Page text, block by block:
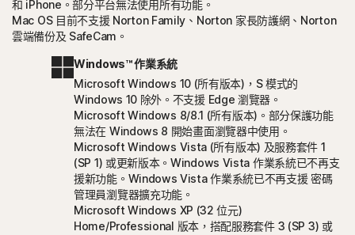
和 iPhone。部分平台無法使用所有功能。
Mac OS 目前不支援 Norton Family、Norton 家長防護網、Norton
雲端備份及 SafeCam。
Windows™ 作業系統
Microsoft Windows 10 (所有版本)，S 模式的
Windows 10 除外。不支援 Edge 瀏覽器。
Microsoft Windows 8/8.1 (所有版本)。部分保護功能
無法在 Windows 8 開始畫面瀏覽器中使用。
Microsoft Windows Vista (所有版本) 及服務套件 1
(SP 1) 或更新版本。Windows Vista 作業系統已不再支
援新功能。Windows Vista 作業系統已不再支援 密碼
管理員瀏覽器擴充功能。
Microsoft Windows XP (32 位元)
Home/Professional 版本，搭配服務套件 3 (SP 3) 或